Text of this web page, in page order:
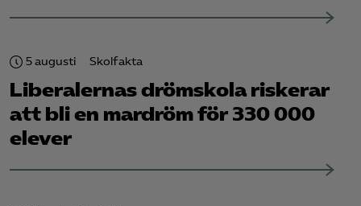
5 augusti Skolfakta
Liberalernas drömskola riskerar
att bli en mardröm för 330 000
elever